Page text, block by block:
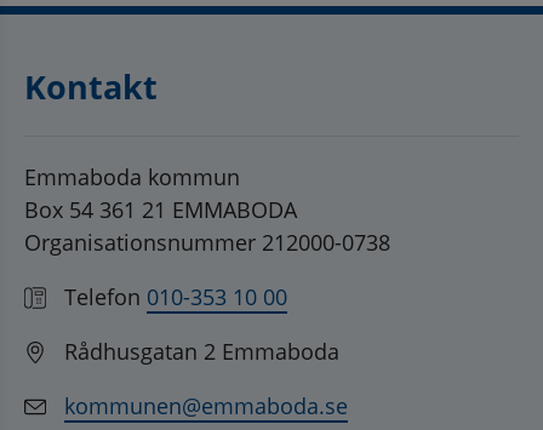
Kontakt
Emmaboda kommun
Box 54 361 21 EMMABODA
Organisationsnummer 212000-0738
Telefon 010-353 10 00
Rådhusgatan 2 Emmaboda
kommunen@emmaboda.se